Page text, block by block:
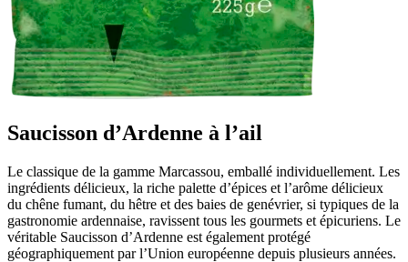
Saucisson d’Ardenne à l’ail
Le classique de la gamme Marcassou, emballé individuellement. Les
ingrédients délicieux, la riche palette d’épices et l’arôme délicieux
du chêne fumant, du hêtre et des baies de genévrier, si typiques de la
gastronomie ardennaise, ravissent tous les gourmets et épicuriens. Le
véritable Saucisson d’Ardenne est également protégé
géographiquement par l’Union européenne depuis plusieurs années.